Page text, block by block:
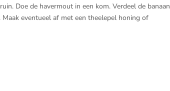
Doe de havermout in een kom. Verdeel de banaan
eventueel af met een theelepel honing of